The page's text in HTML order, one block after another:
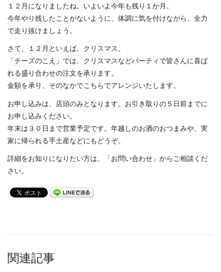
１２月になりましたね。いよいよ今年も残り１か月。
今年やり残したことがないように、体調に気を付けながら、全力
で走り抜けましょう。
さて、１２月といえば、クリスマス。
「チーズのこえ」では、クリスマスなどパーティで皆さんに喜ば
れる盛り合わせの注文を承ります。
金額を承り、そのなかでこちらでアレンジいたします。
お申し込みは、店頭のみとなります。お引き取りの５日前までに
お申し込みください。
年末は３０日まで営業予定です。年越しのお酒のおつまみや、実
家に帰られる手土産などにもどうぞ。
詳細をお知りになりたい方は、「お問い合わせ」からご相談くだ
さい。
関連記事